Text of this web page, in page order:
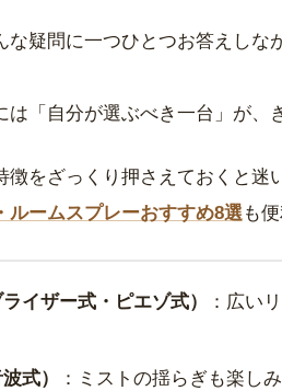
な疑問に一つひとつお答えしな
は「自分が選ぶべき一台」が、
徴をざっくり押さえておくと迷
ルームスプレーおすすめ8選も
イザー式・ピエゾ式）
：広い
式）
：ミストの揺らぎも楽し